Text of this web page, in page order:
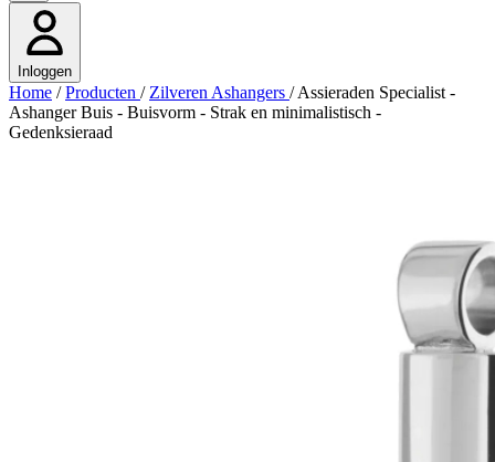
Inloggen
Home / Producten / Zilveren Ashangers / Assieraden Specialist -
Ashanger Buis - Buisvorm - Strak en minimalistisch -
Gedenksieraad